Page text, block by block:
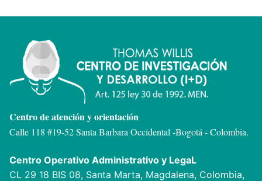
Centro de atención y orientación
Calle 118 #19-52 Santa Barbara Occidental -Bogotá - Colombia.
Centro Operativo Administrativo y LegaL
CL 29 18 BIS 08, Santa Marta, Magdalena, Colombia,